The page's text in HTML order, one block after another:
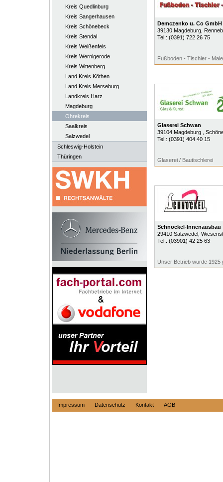
Kreis Quedlinburg
Kreis Sangerhausen
Kreis Schönebeck
Kreis Stendal
Kreis Weißenfels
Kreis Wernigerode
Kreis Wittenberg
Land Kreis Köthen
Land Kreis Merseburg
Landkreis Harz
Magdeburg
Ohrekreis
Saalkreis
Salzwedel
Schleswig-Holstein
Thüringen
Demczenko u. Co GmbH
39130 Magdeburg,
Tel.: (0391) 722 26 75
Fußboden - Tischler -
Glaserei Schwan
39104 Magdeburg
,
Tel.: (0391) 404 40 15
Glaserei / Bautischlerei
Schnöckel-Innenausbau
29410 Salzwedel,
Tel.: (03901) 42 25 63
Unser Betrieb wurde 1925
Impressum Datenschutz Kontakt AGB